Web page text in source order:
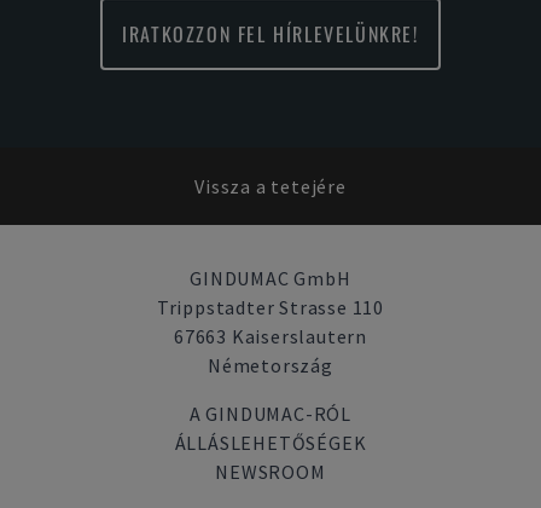
IRATKOZZON FEL HÍRLEVELÜNKRE!
Vissza a tetejére
GINDUMAC GmbH
Trippstadter Strasse 110
67663 Kaiserslautern
Németország
A GINDUMAC-RÓL
ÁLLÁSLEHETŐSÉGEK
NEWSROOM